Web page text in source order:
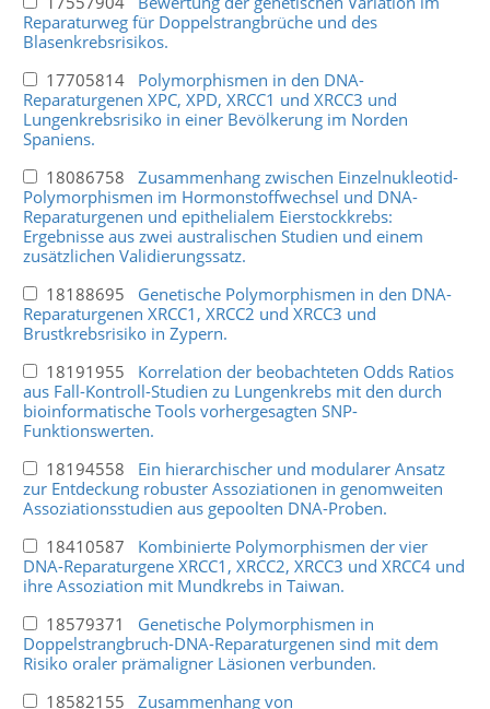
Reparaturweg für Doppelstrangbrüche und des
Blasenkrebsrisikos.
17705814 Polymorphismen in den DNA-
Reparaturgenen XPC, XPD, XRCC1 und XRCC3 und
Lungenkrebsrisiko in einer Bevölkerung im Norden
Spaniens.
18086758 Zusammenhang zwischen Einzelnukleotid-
Polymorphismen im Hormonstoffwechsel und DNA-
Reparaturgenen und epithelialem Eierstockkrebs:
Ergebnisse aus zwei australischen Studien und einem
zusätzlichen Validierungssatz.
18188695 Genetische Polymorphismen in den DNA-
Reparaturgenen XRCC1, XRCC2 und XRCC3 und
Brustkrebsrisiko in Zypern.
18191955 Korrelation der beobachteten Odds Ratios
aus Fall-Kontroll-Studien zu Lungenkrebs mit den durch
bioinformatische Tools vorhergesagten SNP-
Funktionswerten.
18194558 Ein hierarchischer und modularer Ansatz
zur Entdeckung robuster Assoziationen in genomweiten
Assoziationsstudien aus gepoolten DNA-Proben.
18410587 Kombinierte Polymorphismen der vier
DNA-Reparaturgene XRCC1, XRCC2, XRCC3 und XRCC4 und
ihre Assoziation mit Mundkrebs in Taiwan.
18579371 Genetische Polymorphismen in
Doppelstrangbruch-DNA-Reparaturgenen sind mit dem
Risiko oraler prämaligner Läsionen verbunden.
18582155 Zusammenhang von